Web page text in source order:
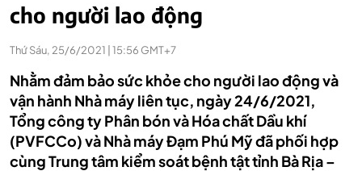
cho người lao động
Thứ Sáu, 25/6/2021 | 15:56 GMT+7
Nhằm đảm bảo sức khỏe cho người lao động và
vận hành Nhà máy liên tục, ngày 24/6/2021,
Tổng công ty Phân bón và Hóa chất Dầu khí
(PVFCCo) và Nhà máy Đạm Phú Mỹ đã phối hợp
cùng Trung tâm kiểm soát bệnh tật tỉnh Bà Rịa –